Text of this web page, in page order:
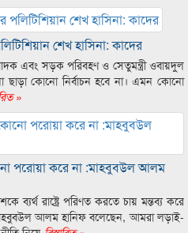
শেখ হাসিনা: কাদের
এবং সড়ক পরিবহণ ও সেতুমন্ত্রী ওবায়দুল
ছাড়া কোনো নির্বাচন হবে না। এমন কোনো
»
পরোয়া করে না :মাহবুবউল আলম
ব্যর্থ রাষ্ট্রে পরিণত করতে চায় মন্তব্য করে
আলম হানিফ বলেছেন, আমরা লড়াই-